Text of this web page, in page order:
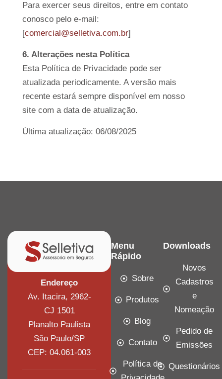
Para exercer seus direitos, entre em contato
conosco pelo e-mail:
[comercial@selletiva.com.br]
6. Alterações nesta Política
Esta Política de Privacidade pode ser
atualizada periodicamente. A versão mais
recente estará sempre disponível em nosso
site com a data de atualização.
Última atualização: 06/08/2025
Endereço
Av. Itacira, 2962-
CJ 1501
Planalto Paulista
São Paulo/SP
CEP: 04.061-003
Menu
Rápido
Sobre
Produtos
Blog
Contato
Política de
Downloads
Novos
Cadastros
e
Nomeação
Pedido de
Emissões
Questionários